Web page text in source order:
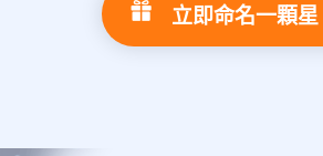
立即命名一顆星